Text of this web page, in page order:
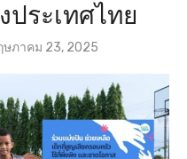
ระเทศไทย
ษภาคม 23, 2025